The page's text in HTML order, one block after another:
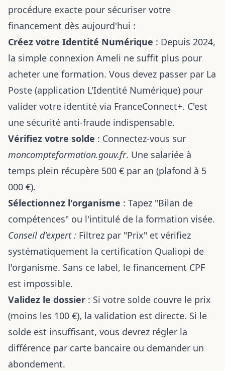
procédure exacte pour sécuriser votre
financement dès aujourd'hui :
Créez votre Identité Numérique : Depuis 2024,
la simple connexion Ameli ne suffit plus pour
acheter une formation. Vous devez passer par La
Poste (application L'Identité Numérique) pour
valider votre identité via FranceConnect+. C'est
une sécurité anti-fraude indispensable.
Vérifiez votre solde : Connectez-vous sur
moncompteformation.gouv.fr. Une salariée à
temps plein récupère 500 € par an (plafond à 5
000 €).
Sélectionnez l'organisme : Tapez "Bilan de
compétences" ou l'intitulé de la formation visée.
Conseil d'expert : Filtrez par "Prix" et vérifiez
systématiquement la certification Qualiopi de
l'organisme. Sans ce label, le financement CPF
est impossible.
Validez le dossier : Si votre solde couvre le prix
(moins les 100 €), la validation est directe. Si le
solde est insuffisant, vous devrez régler la
différence par carte bancaire ou demander un
abondement.